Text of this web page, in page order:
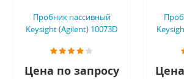
Пробник пассивный
Keysight (Agilent) 10073D
Цена по запросу